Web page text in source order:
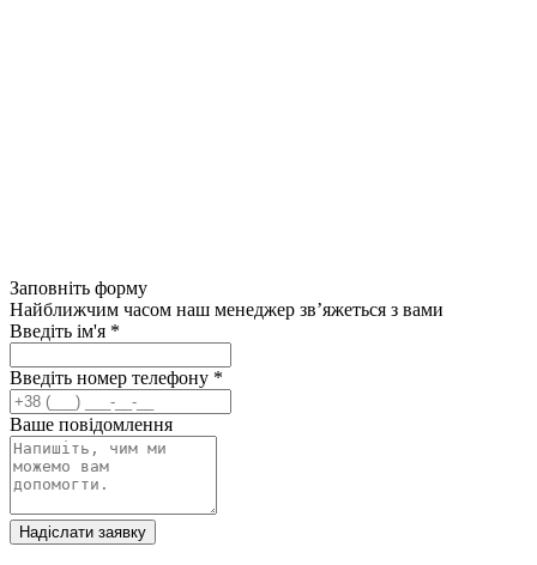
Заповніть форму
Найближчим часом наш менеджер зв’яжеться з вами
Введіть ім'я *
Введіть номер телефону *
Ваше повідомлення
Надіслати заявку